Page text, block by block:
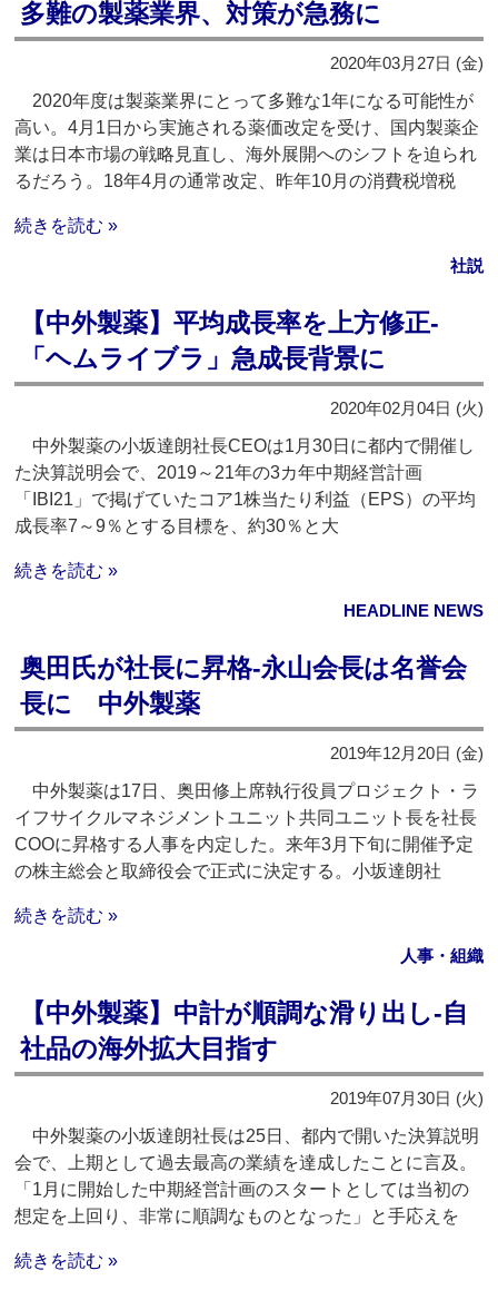
多難の製薬業界、対策が急務に
2020年03月27日 (金)
2020年度は製薬業界にとって多難な1年になる可能性が
高い。4月1日から実施される薬価改定を受け、国内製薬企
業は日本市場の戦略見直し、海外展開へのシフトを迫られ
るだろう。18年4月の通常改定、昨年10月の消費税増税
続きを読む »
社説
【中外製薬】平均成長率を上方修正‐
「ヘムライブラ」急成長背景に
2020年02月04日 (火)
中外製薬の小坂達朗社長CEOは1月30日に都内で開催し
た決算説明会で、2019～21年の3カ年中期経営計画
「IBI21」で掲げていたコア1株当たり利益（EPS）の平均
成長率7～9％とする目標を、約30％と大
続きを読む »
HEADLINE NEWS
奥田氏が社長に昇格‐永山会長は名誉会
長に 中外製薬
2019年12月20日 (金)
中外製薬は17日、奥田修上席執行役員プロジェクト・ラ
イフサイクルマネジメントユニット共同ユニット長を社長
COOに昇格する人事を内定した。来年3月下旬に開催予定
の株主総会と取締役会で正式に決定する。小坂達朗社
続きを読む »
人事・組織
【中外製薬】中計が順調な滑り出し‐自
社品の海外拡大目指す
2019年07月30日 (火)
中外製薬の小坂達朗社長は25日、都内で開いた決算説明
会で、上期として過去最高の業績を達成したことに言及。
「1月に開始した中期経営計画のスタートとしては当初の
想定を上回り、非常に順調なものとなった」と手応えを
続きを読む »